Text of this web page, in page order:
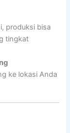
produksi bisa
tingkat
ke lokasi Anda